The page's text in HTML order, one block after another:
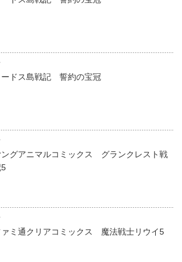
ードス島戦記 誓約の宝冠
ングアニマルコミックス グランクレスト戦
ァミ通クリアコミックス 魔法戦士リウイ5